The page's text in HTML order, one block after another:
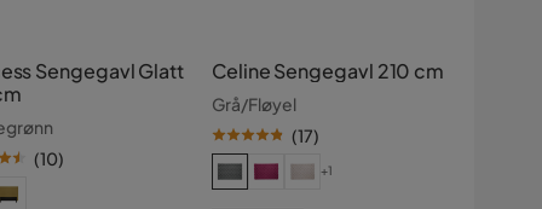
Sengegavl Glatt
(10)
Celine Sengegavl 210 cm
Grå/Fløyel
(17)
+1